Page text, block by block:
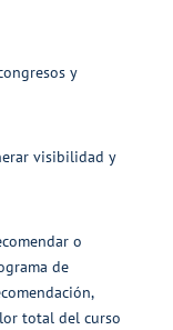
y
visibilidad y
o
de
total del curso